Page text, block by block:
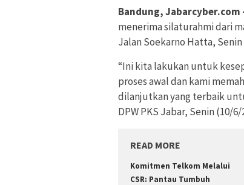
Bandung, Jabarcyber.com
menerima silaturahmi dari
Jalan Soekarno Hatta, Senin
“Ini kita lakukan untuk
proses awal dan kami
dilanjutkan yang terbaik
DPW PKS Jabar, Senin (10/6/
READ MORE
Komitmen Telkom Melalui
CSR: Pantau Tumbuh